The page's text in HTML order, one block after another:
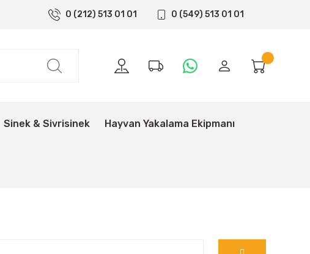
0 (212) 513 01 01 0 (549) 513 01 01
Sinek & Sivrisinek Hayvan Yakalama Ekipmanı